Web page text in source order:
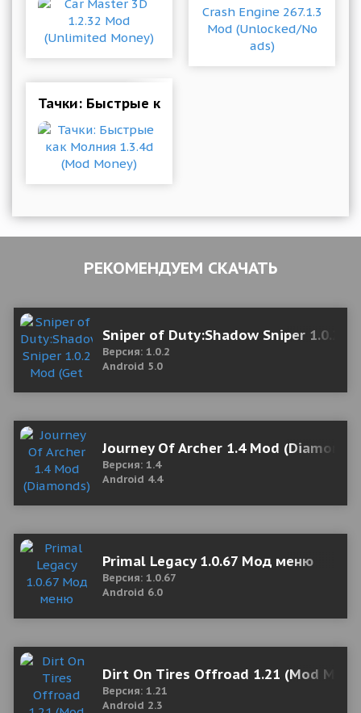
Тачки: Быстрые как Молния 1.3.4d (Mod
РЕКОМЕНДУЕМ СКАЧАТЬ
Sniper of Duty:Shadow Sniper 1.0.2
Версия: 1.0.2
Android 5.0
Journey Of Archer 1.4 Mod
Версия: 1.4
Android 4.4
Primal Legacy 1.0.67 Мод меню
Версия: 1.0.67
Android 6.0
Dirt On Tires Offroad 1.21 (Mod
Версия: 1.21
Android 2.3